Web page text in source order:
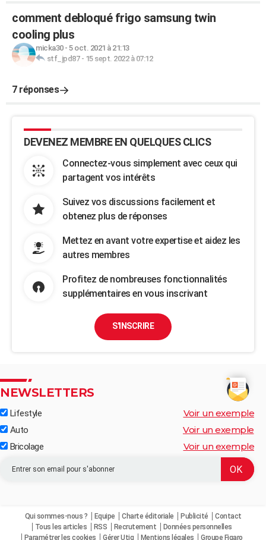
comment debloqué frigo samsung twin
cooling plus
micka30- 5 oct. 2021 à 21:13
stf_jpd87- 15 sept. 2022 à 07:12
7 réponses
DEVENEZ MEMBRE EN QUELQUES CLICS
Connectez-vous simplement avec ceux qui
partagent vos intérêts
Suivez vos discussions facilement et
obtenez plus de réponses
Mettez en avant votre expertise et aidez les
autres membres
Profitez de nombreuses fonctionnalités
supplémentaires en vous inscrivant
S'INSCRIRE
NEWSLETTERS
Lifestyle Voir un exemple
Auto Voir un exemple
Bricolage Voir un exemple
Qui sommes-nous ? Equipe Charte éditoriale Publicité
Contact
Tous les articles
RSS Recrutement
Données personnelles
Paramétrer les cookies
Gérer Utiq Mentions légales Groupe Figaro